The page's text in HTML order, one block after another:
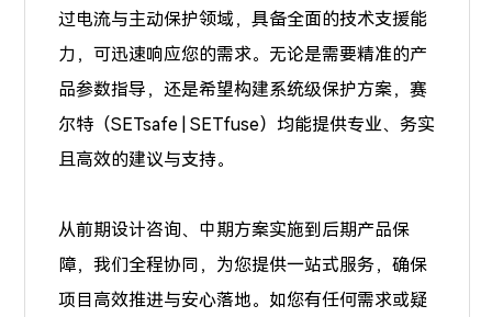
过电流与主动保护领域，具备全面的技术支援能
力，可迅速响应您的需求。无论是需要精准的产
品参数指导，还是希望构建系统级保护方案，赛
尔特（SETsafe | SETfuse）均能提供专业、务实
且高效的建议与支持。
从前期设计咨询、中期方案实施到后期产品保
障，我们全程协同，为您提供一站式服务，确保
项目高效推进与安心落地。如您有任何需求或疑